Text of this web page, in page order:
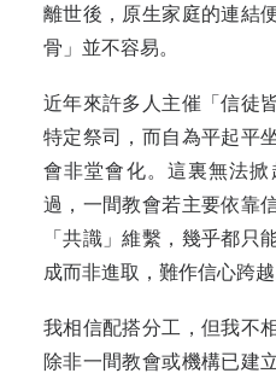
離世後，原生家庭的連結
骨」並不容易。
近年來許多人主催「信徒
特定祭司，而自為平起平
會非堂會化。這裏無法
過，一間教會若主要依靠
「共識」維繫，幾乎都只
成而非進取，難作信心跨越
我相信配搭分工，但我不
除非一間教會或機構已建